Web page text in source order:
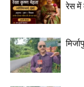
रेस में